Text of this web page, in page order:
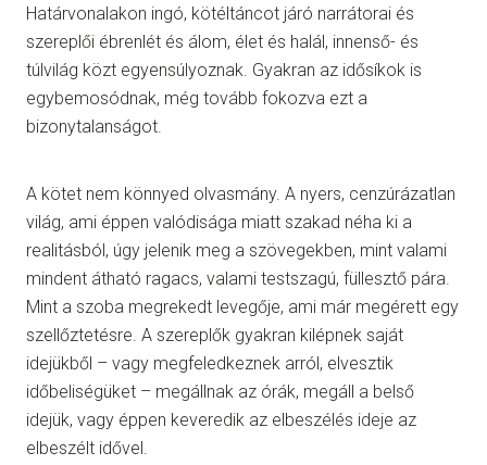
Határvonalakon ingó, kötéltáncot járó narrátorai és
szereplői ébrenlét és álom, élet és halál, innenső- és
túlvilág közt egyensúlyoznak. Gyakran az idősíkok is
egybemosódnak, még tovább fokozva ezt a
bizonytalanságot.
A kötet nem könnyed olvasmány. A nyers, cenzúrázatlan
világ, ami éppen valódisága miatt szakad néha ki a
realitásból, úgy jelenik meg a szövegekben, mint valami
mindent átható ragacs, valami testszagú, füllesztő pára.
Mint a szoba megrekedt levegője, ami már megérett egy
szellőztetésre. A szereplők gyakran kilépnek saját
idejükből – vagy megfeledkeznek arról, elvesztik
időbeliségüket – megállnak az órák, megáll a belső
idejük, vagy éppen keveredik az elbeszélés ideje az
elbeszélt idővel.